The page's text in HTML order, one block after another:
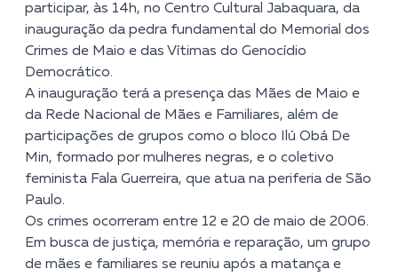
participar, às 14h, no Centro Cultural Jabaquara, da
inauguração da pedra fundamental do Memorial dos
Crimes de Maio e das Vítimas do Genocídio
Democrático.
A inauguração terá a presença das Mães de Maio e
da Rede Nacional de Mães e Familiares, além de
participações de grupos como o bloco Ilú Obá De
Min, formado por mulheres negras, e o coletivo
feminista Fala Guerreira, que atua na periferia de São
Paulo.
Os crimes ocorreram entre 12 e 20 de maio de 2006.
Em busca de justiça, memória e reparação, um grupo
de mães e familiares se reuniu após a matança e